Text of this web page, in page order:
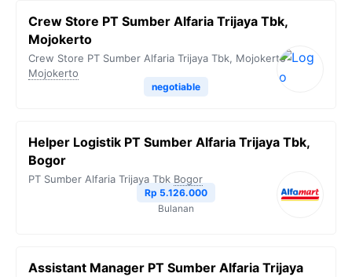
Crew Store PT Sumber Alfaria Trijaya Tbk,
Mojokerto
Crew Store PT Sumber Alfaria Trijaya Tbk, Mojokerto
Mojokerto
negotiable
Helper Logistik PT Sumber Alfaria Trijaya Tbk,
Bogor
PT Sumber Alfaria Trijaya Tbk Bogor
Rp 5.126.000
Bulanan
Assistant Manager PT Sumber Alfaria Trijaya